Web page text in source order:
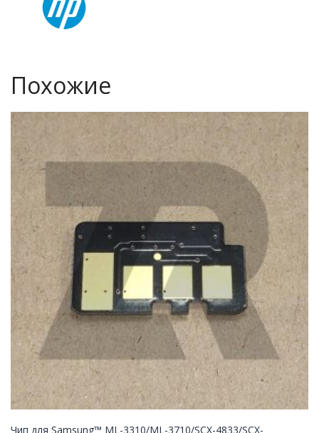
Похожие
Чип для Samsung™ ML-3310/ML-3710/SCX-4833/SCX-